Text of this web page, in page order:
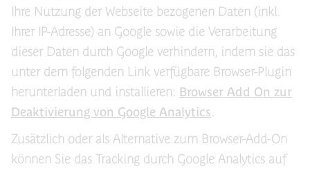
Ihre Nutzung der Webseite bezogenen Daten (inkl.
Ihrer IP-Adresse) an Google sowie die Verarbeitung
dieser Daten durch Google verhindern, indem sie das
unter dem folgenden Link verfügbare Browser-Plugin
herunterladen und installieren: Browser Add On zur
Deaktivierung von Google Analytics.
Zusätzlich oder als Alternative zum Browser-Add-On
können Sie das Tracking durch Google Analytics auf